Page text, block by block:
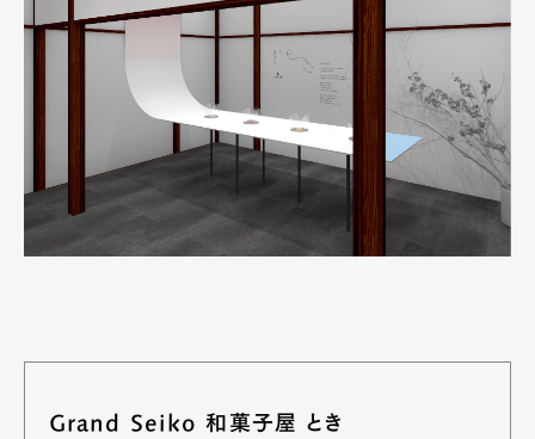
WatchFashion
Gourmet
Cars
Product CultureLifestyle
Pen Membership
Magazine
Pen Meet
Grand Seiko 和菓子屋 とき